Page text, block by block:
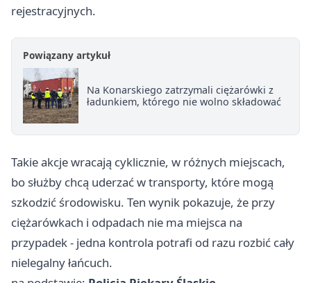
rejestracyjnych.
Powiązany artykuł
Na Konarskiego zatrzymali ciężarówki z
ładunkiem, którego nie wolno składować
Takie akcje wracają cyklicznie, w różnych miejscach,
bo służby chcą uderzać w transporty, które mogą
szkodzić środowisku. Ten wynik pokazuje, że przy
ciężarówkach i odpadach nie ma miejsca na
przypadek - jedna kontrola potrafi od razu rozbić cały
nielegalny łańcuch.